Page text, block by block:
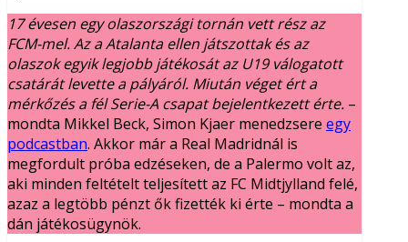
17 évesen egy olaszországi tornán vett rész az
FCM-mel. Az a Atalanta ellen játszottak és az
olaszok egyik legjobb játékosát az U19 válogatott
csatárát levette a pályáról. Miután véget ért a
mérkőzés a fél Serie-A csapat bejelentkezett érte. –
mondta Mikkel Beck, Simon Kjaer menedzsere egy
podcastban. Akkor már a Real Madridnál is
megfordult próba edzéseken, de a Palermo volt az,
aki minden feltételt teljesített az FC Midtjylland felé,
azaz a legtöbb pénzt ők fizették ki érte – mondta a
dán játékosügynök.